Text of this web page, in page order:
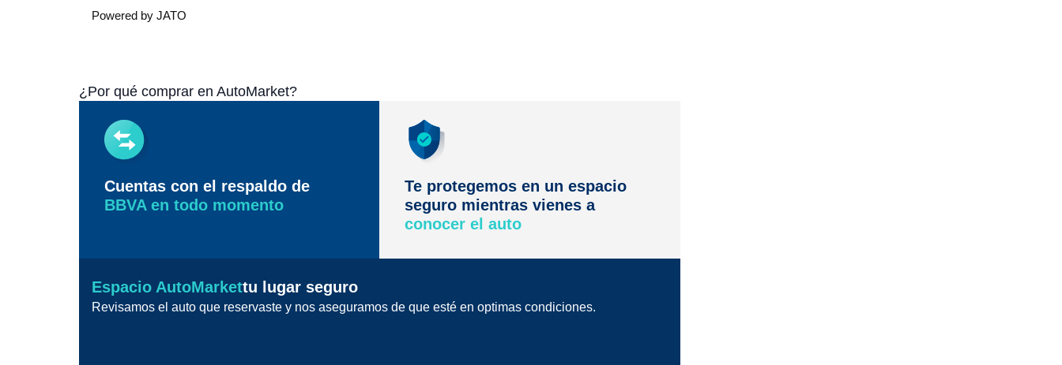
Powered by JATO
¿Por qué comprar en AutoMarket?
Cuentas con el respaldo de
BBVA en todo momento
Te protegemos en un espacio
seguro mientras vienes a
conocer el auto
Espacio AutoMarkettu lugar seguro
Revisamos el auto que reservaste y nos aseguramos de que esté en optimas condiciones.